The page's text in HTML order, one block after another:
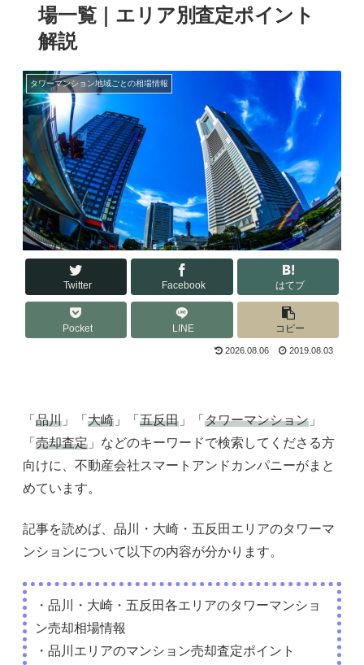
場一覧｜エリア別査定ポイント
解説
タワーマンション地域ごとの相場情報
Twitter Facebook はてブ
Pocket LINE コピー
2026.08.06 2019.08.03
「 品川 」「 大崎 」「 五反田 」「 タワーマンション 」
「 売却査定 」などのキーワードで検索してくださる方
向けに、不動産会社スマートアンドカンパニーがまと
めています。
記事を読めば、品川・大崎・五反田エリアのタワーマ
ンションについて以下の内容が分かります。
・品川・大崎・五反田各エリアのタワーマンショ
ン売却相場情報
・品川エリアのマンション売却査定ポイント